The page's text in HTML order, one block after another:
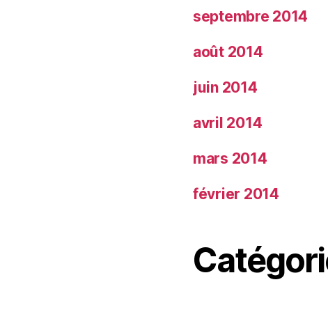
septembre 2014
août 2014
juin 2014
avril 2014
mars 2014
février 2014